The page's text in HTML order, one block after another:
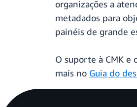
organizações a
metadados para
painéis de grande
O suporte à CMK e
mais no Guia do